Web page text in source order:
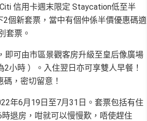
信用卡週末限定 Staycation低至半
個新套票，當中有個仲係半價優惠碼適
套票。
，即可由市區景觀客房升級至皇后像廣場
小時 ）。入住翌日亦可享雙人早餐！
，密切留意！
年6月19日至7月31日。套票包括有住
退房，咁就可以慢慢歎，唔使趕住